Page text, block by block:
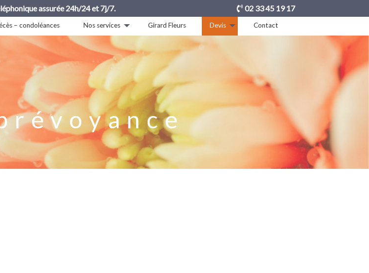
assurée 24h/24 et 7j/7. 02 33 45 19 17
– condoléances Nos services Girard Fleurs Devis Contact